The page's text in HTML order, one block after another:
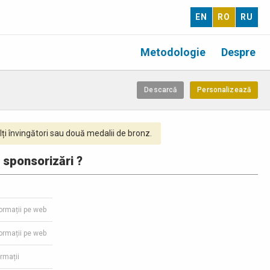
EN RO RU
Despre
Metodologie
Personalizează
Descarcă
învingători sau două medalii de bronz.
?
pe web
pe web